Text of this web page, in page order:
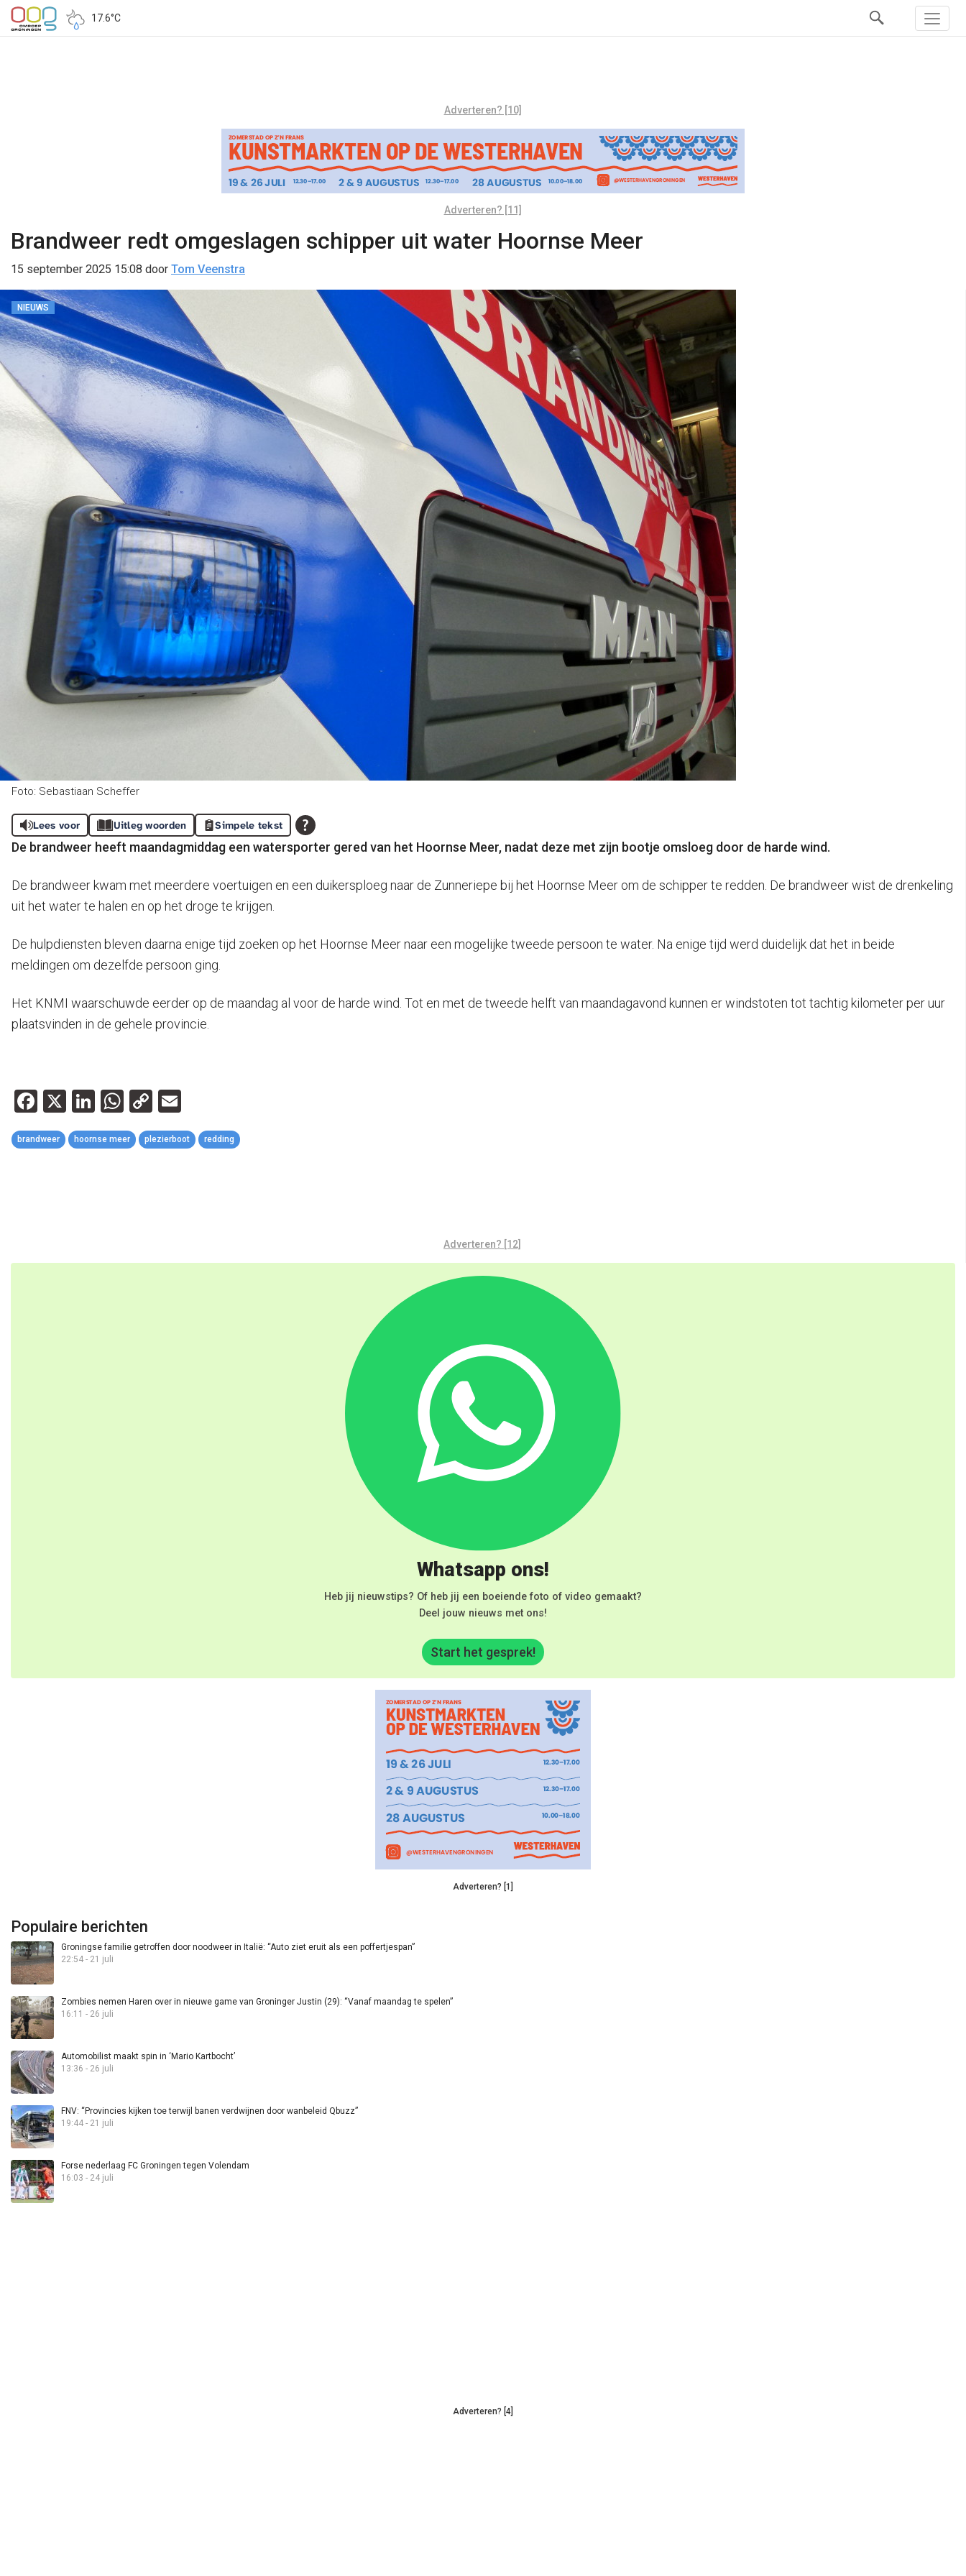
17.6°C
Adverteren? [10]
Adverteren? [11]
Brandweer redt omgeslagen schipper uit water Hoornse Meer
15 september 2025 15:08 door Tom Veenstra
NIEUWS
Foto: Sebastiaan Scheffer
Lees voor Uitleg woorden Simpele tekst
De brandweer heeft maandagmiddag een watersporter gered van het Hoornse Meer, nadat deze met zijn bootje omsloeg door de harde wind.
De brandweer kwam met meerdere voertuigen en een duikersploeg naar de Zunneriepe bij het Hoornse Meer om de schipper te redden. De brandweer wist de drenkeling
uit het water te halen en op het droge te krijgen.
De hulpdiensten bleven daarna enige tijd zoeken op het Hoornse Meer naar een mogelijke tweede persoon te water. Na enige tijd werd duidelijk dat het in beide
meldingen om dezelfde persoon ging.
Het KNMI waarschuwde eerder op de maandag al voor de harde wind. Tot en met de tweede helft van maandagavond kunnen er windstoten tot tachtig kilometer per uur
plaatsvinden in de gehele provincie.
Facebook
X LinkedIn
WhatsApp
Copy
Link
brandweer hoornse meer plezierboot redding
Adverteren? [12]
Whatsapp ons!
Heb jij nieuwstips? Of heb jij een boeiende foto of video gemaakt?
Deel jouw nieuws met ons!
Start het gesprek!
Adverteren? [1]
Populaire berichten
Groningse familie getroffen door noodweer in Italië: “Auto ziet eruit als een poffertjespan”
22:54 - 21 juli
Zombies nemen Haren over in nieuwe game van Groninger Justin (29): “Vanaf maandag te spelen”
16:11 - 26 juli
Automobilist maakt spin in ‘Mario Kartbocht’
13:36 - 26 juli
FNV: “Provincies kijken toe terwijl banen verdwijnen door wanbeleid Qbuzz”
19:44 - 21 juli
Forse nederlaag FC Groningen tegen Volendam
16:03 - 24 juli
Adverteren? [4]